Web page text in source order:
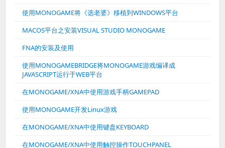
使用MONOGAME将《选老婆》移植到WINDOWS平台
MACOS平台之安装VISUAL STUDIO MONOGAME
FNA的安装及使用
使用MONOGAMEBRIDGE将MONOGAME游戏编译成
JAVASCRIPT运行于WEB平台
在MONOGAME/XNA中使用游戏手柄GAMEPAD
使用MONOGAME开发Linux游戏
在MONOGAME/XNA中使用键盘KEYBOARD
在MONOGAME/XNA中使用触控操作TOUCHPANEL